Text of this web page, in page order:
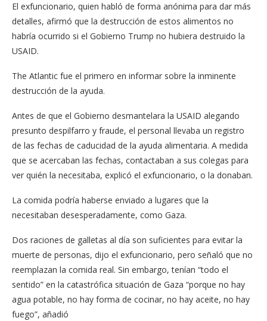
El exfuncionario, quien habló de forma anónima para dar más
detalles, afirmó que la destrucción de estos alimentos no
habría ocurrido si el Gobierno Trump no hubiera destruido la
USAID.
The Atlantic fue el primero en informar sobre la inminente
destrucción de la ayuda.
Antes de que el Gobierno desmantelara la USAID alegando
presunto despilfarro y fraude, el personal llevaba un registro
de las fechas de caducidad de la ayuda alimentaria. A medida
que se acercaban las fechas, contactaban a sus colegas para
ver quién la necesitaba, explicó el exfuncionario, o la donaban.
La comida podría haberse enviado a lugares que la
necesitaban desesperadamente, como Gaza.
Dos raciones de galletas al día son suficientes para evitar la
muerte de personas, dijo el exfuncionario, pero señaló que no
reemplazan la comida real. Sin embargo, tenían “todo el
sentido” en la catastrófica situación de Gaza “porque no hay
agua potable, no hay forma de cocinar, no hay aceite, no hay
fuego”, añadió